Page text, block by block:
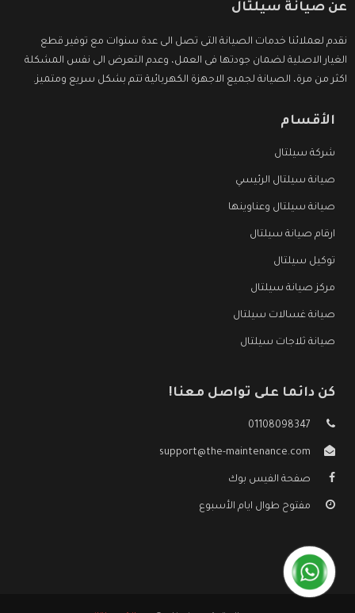
عن صيانة سيلتال
نقدم لعملائنا خدمات الصيانة التى تصل الى عدة سنوات مع توفير قطع
الغيار الاصلية لضمان جودتها فى العمل، وعدم التعرض الى نفس المشكلة
اكثر من مرة، الصيانة لجميع الاجهزة الكهربائية تتم بشكل سريع ومتميز.
الأقسام
شركة سيلتال
صيانة سيلتال الرئيسي
صيانة سيلتال وعناوينها
ارقام صيانة سيلتال
توكيل سيلتال
مركز صيانة سيلتال
صيانة غسالات سيلتال
صيانة ثلاجات سيلتال
كن دائما على تواصل معنا!
01108098347
support@the-maintenance.com
صفحة الفيس بوك
مفتوح طوال ايام الأسبوع